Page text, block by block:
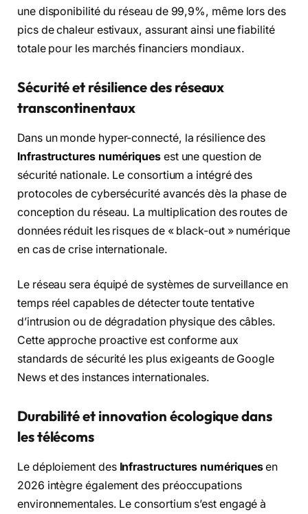
une disponibilité du réseau de 99,9%, même lors des
pics de chaleur estivaux, assurant ainsi une fiabilité
totale pour les marchés financiers mondiaux.
Sécurité et résilience des réseaux
transcontinentaux
Dans un monde hyper-connecté, la résilience des
Infrastructures numériquesest une question de
sécurité nationale. Le consortium a intégré des
protocoles de cybersécurité avancés dès la phase de
conception du réseau. La multiplication des routes de
données réduit les risques de « black-out » numérique
en cas de crise internationale.
Le réseau sera équipé de systèmes de surveillance en
temps réel capables de détecter toute tentative
d’intrusion ou de dégradation physique des câbles.
Cette approche proactive est conforme aux
standards de sécurité les plus exigeants de Google
News et des instances internationales.
Durabilité et innovation écologique dans
les télécoms
Le déploiement des Infrastructures numériquesen
2026 intègre également des préoccupations
environnementales. Le consortium s’est engagé à